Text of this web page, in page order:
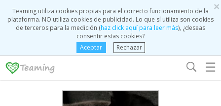
×
Teaming utiliza cookies propias para el correcto funcionamiento de la
plataforma. NO utiliza cookies de publicidad. Lo que sí utiliza son cookies
de terceros para la medición (haz click aquí para leer más), ¿deseas
consentir estas cookies?
Aceptar
Rechazar
☰